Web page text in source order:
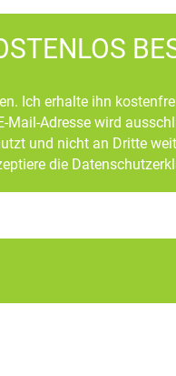
Ich erhalte ihn
Mail-Adresse wird
und nicht an Dritte
die